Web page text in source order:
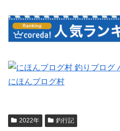
にほんブログ村
2022年 釣行記